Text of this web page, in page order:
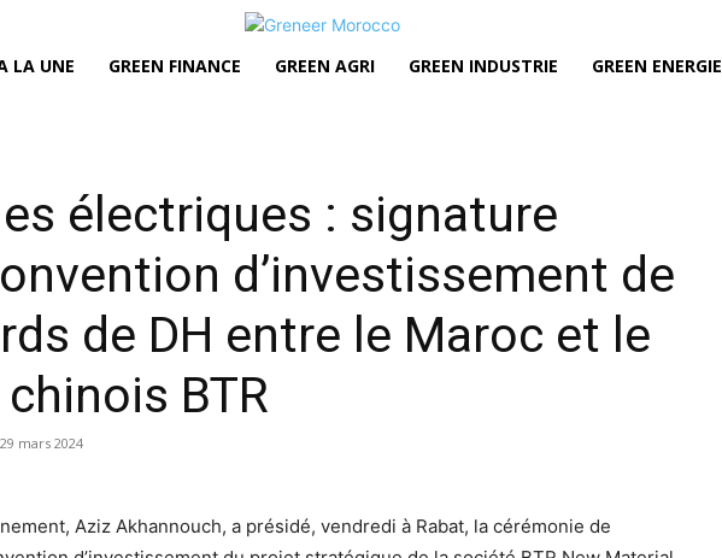
LA UNE GREEN FINANCE GREEN AGRI GREEN INDUSTRIE GREEN ENERGIE
électriques : signature
d’investissement de
de DH entre le Maroc et le
BTR
29 mars 2024
Aziz Akhannouch, a présidé, vendredi à Rabat, la cérémonie de